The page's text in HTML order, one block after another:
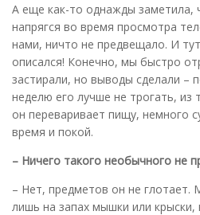
А еще как-то однажды заметила,
напрягся во время просмотра
нами, ничто не предвещало. И
описался! Конечно, мы быстро
застирали, но выводы сделали –
неделю его лучше не трогать, из
он переваривает пищу, немного
время и покой.
– Ничего такого необычного не
– Нет, предметов он не глотает.
лишь на запах мышки или